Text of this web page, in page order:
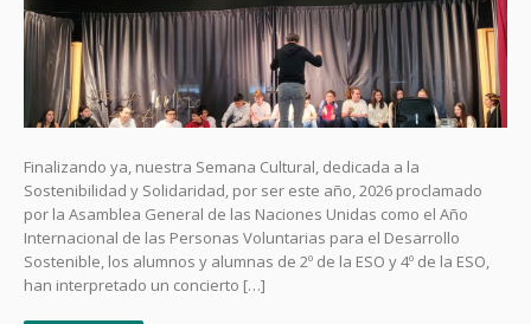
Finalizando ya, nuestra Semana Cultural, dedicada a la
Sostenibilidad y Solidaridad, por ser este año, 2026 proclamado
por la Asamblea General de las Naciones Unidas como el Año
Internacional de las Personas Voluntarias para el Desarrollo
Sostenible, los alumnos y alumnas de 2º de la ESO y 4º de la ESO,
han interpretado un concierto […]